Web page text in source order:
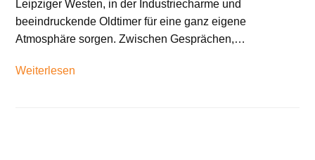
Leipziger Westen, in der Industriecharme und
beeindruckende Oldtimer für eine ganz eigene
Atmosphäre sorgen. Zwischen Gesprächen,…
Weiterlesen